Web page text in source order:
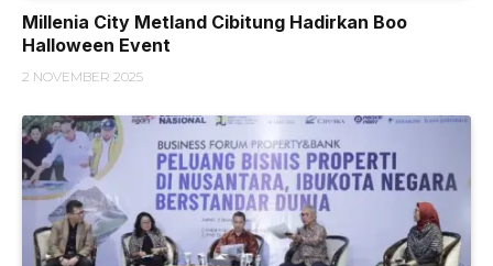
Millenia City Metland Cibitung Hadirkan Boo
Halloween Event
2 NOVEMBER 2025